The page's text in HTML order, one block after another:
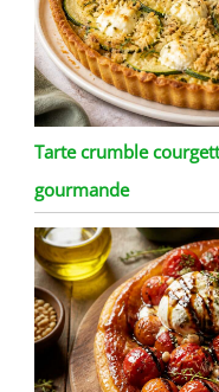
Tarte crumble
gourmande